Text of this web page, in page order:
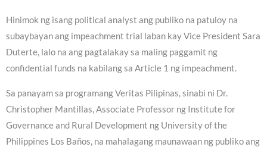
Hinimok ng isang political analyst ang publiko na patuloy na
subaybayan ang impeachment trial laban kay Vice President Sara
Duterte, lalo na ang pagtalakay sa maling paggamit ng
confidential funds na kabilang sa Article 1 ng impeachment.
Sa panayam sa programang Veritas Pilipinas, sinabi ni Dr.
Christopher Mantillas, Associate Professor ng Institute for
Governance and Rural Development ng University of the
Philippines Los Baños, na mahalagang maunawaan ng publiko ang